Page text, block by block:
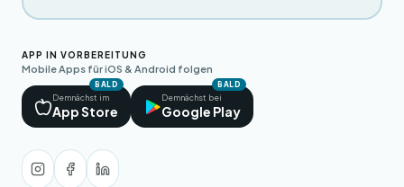
APP IN VORBEREITUNG
Mobile Apps für iOS & Android folgen
BALD
Demnächst im
App Store
BALD
Demnächst bei
Google Play